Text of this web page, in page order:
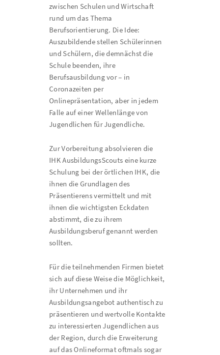
zwischen Schulen und Wirtschaft
rund um das Thema
Berufsorientierung. Die Idee:
Auszubildende stellen Schülerinnen
und Schülern, die demnächst die
Schule beenden, ihre
Berufsausbildung vor – in
Coronazeiten per
Onlinepräsentation, aber in jedem
Falle auf einer Wellenlänge von
Jugendlichen für Jugendliche.
Zur Vorbereitung absolvieren die
IHK AusbildungsScouts eine kurze
Schulung bei der örtlichen IHK, die
ihnen die Grundlagen des
Präsentierens vermittelt und mit
ihnen die wichtigsten Eckdaten
abstimmt, die zu ihrem
Ausbildungsberuf genannt werden
sollten.
Für die teilnehmenden Firmen bietet
sich auf diese Weise die Möglichkeit,
ihr Unternehmen und ihr
Ausbildungsangebot authentisch zu
präsentieren und wertvolle Kontakte
zu interessierten Jugendlichen aus
der Region, durch die Erweiterung
auf das Onlineformat oftmals sogar